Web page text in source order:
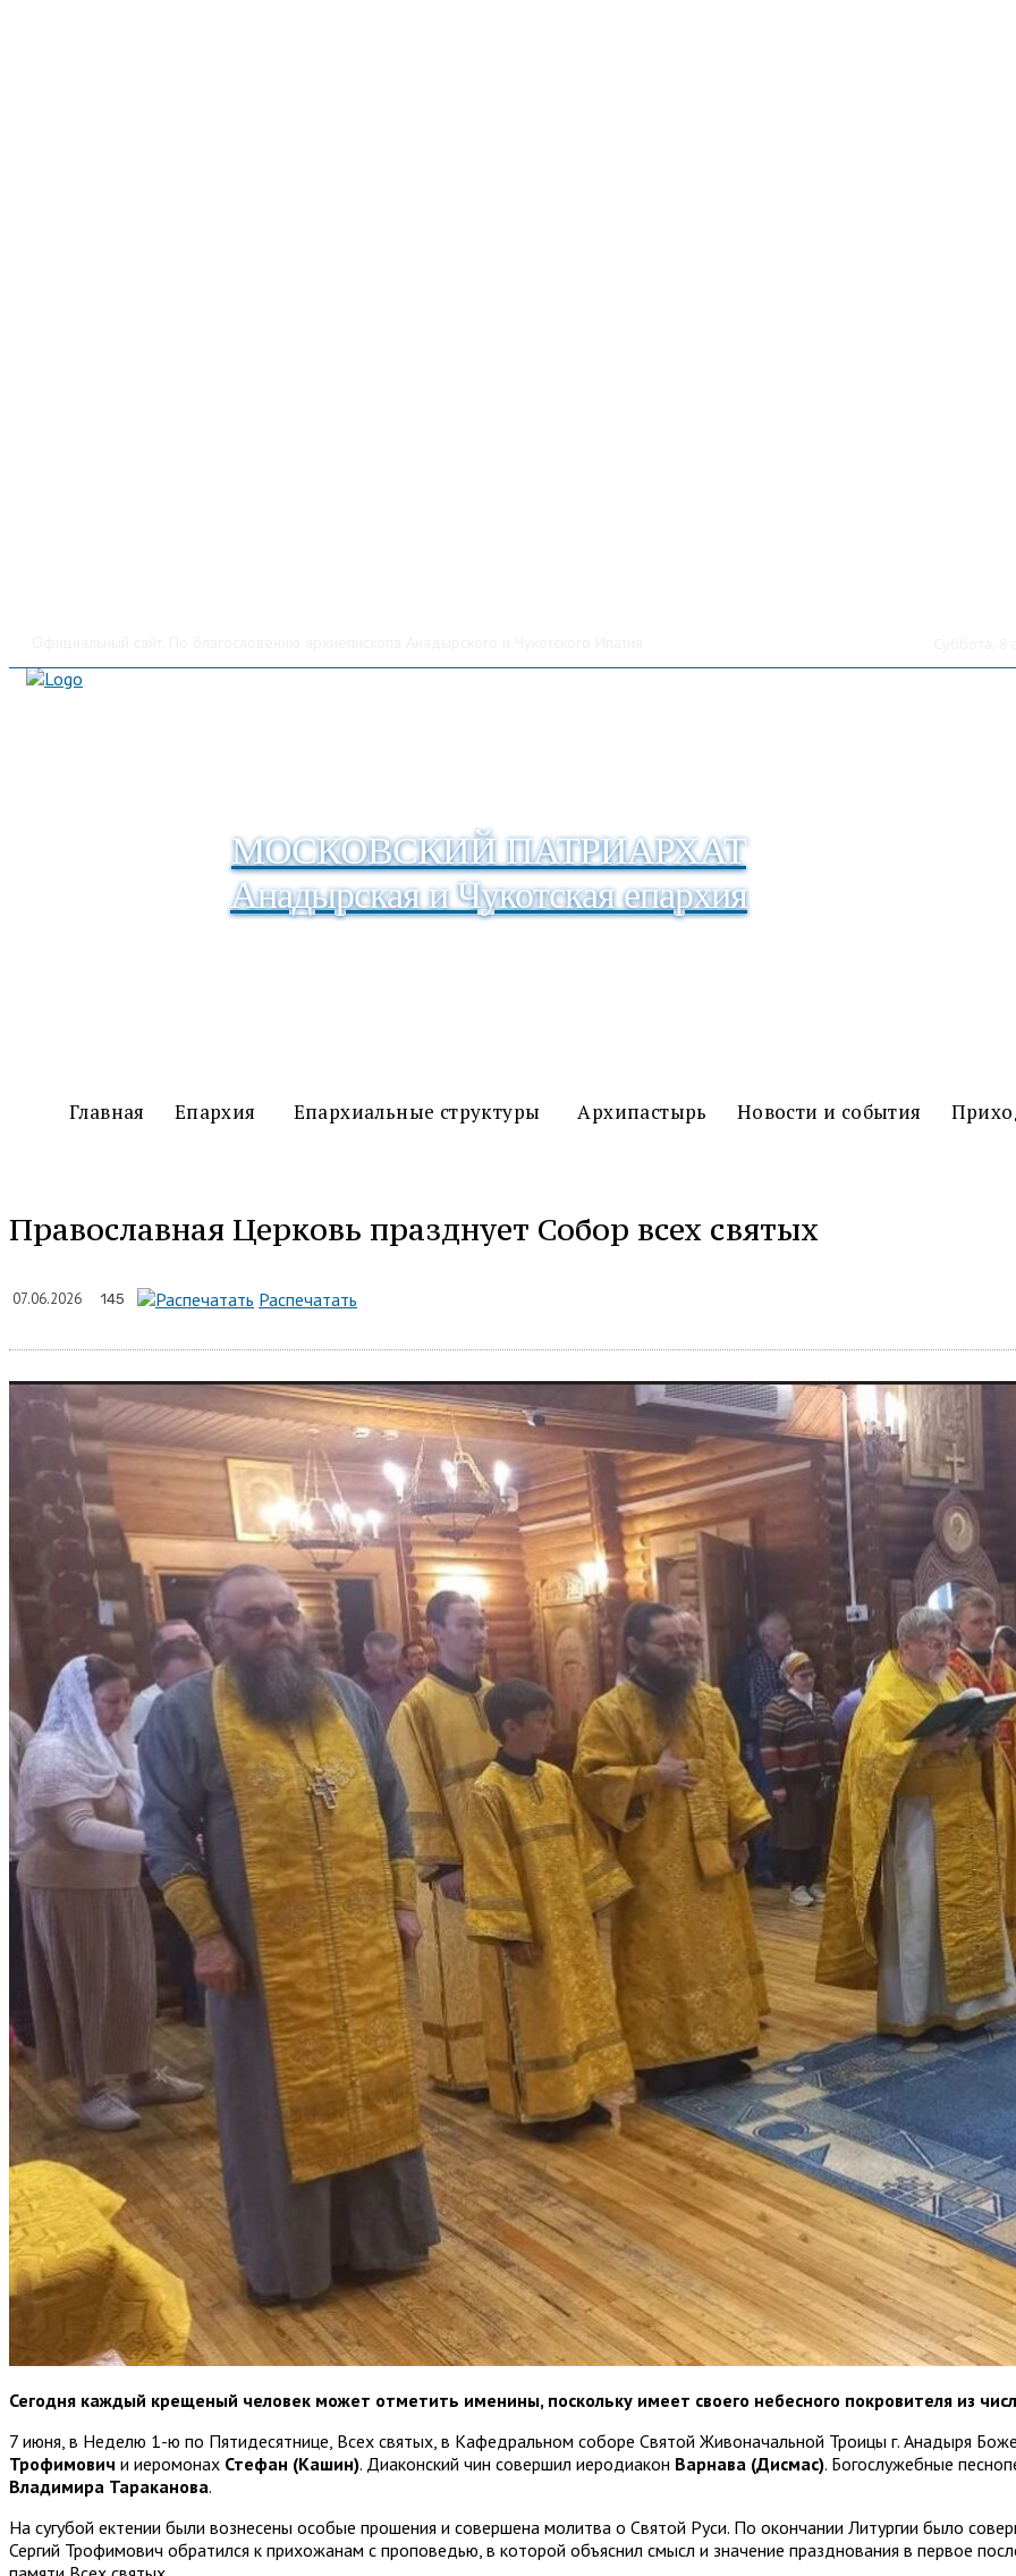
МОСКОВСКИЙ ПАТРИАРХАТ
Анадырская и Чукотская епархия
Главная Епархия Епархиальные структуры Архипастырь Новости и события
Православная Церковь празднует Собор всех святых
07.06.2026 145 Распечатать
Сегодня каждый крещеный человек может отметить именины, поскольку имеет своего небесного покровителя из
7 июня, в Неделю 1-ю по Пятидесятнице, Всех святых, в Кафедральном соборе Святой Живоначальной Троицы г. Анадыря
Трофимович и иеромонах Стефан (Кашин). Диаконский чин совершил иеродиакон Варнава (Дисмас). Богослужебные
Владимира Тараканова.
На сугубой ектении были вознесены особые прошения и совершена молитва о Святой Руси. По окончании Литургии было
Сергий Трофимович обратился к прихожанам с проповедью, в которой объяснил смысл и значение празднования в первое